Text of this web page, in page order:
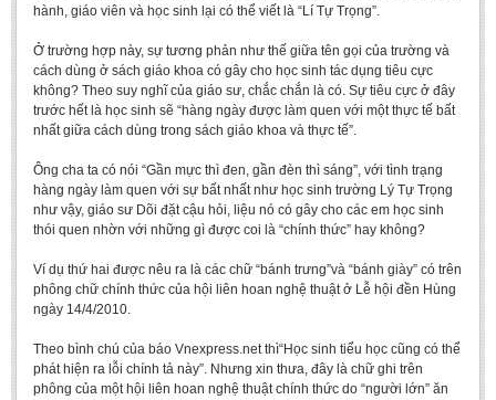
Vietnamese Literature
Foreign Literatures & Comparative Literature
Theater and Film
Culture - History - Philosophy
BA, MA, PhD. Theses
CONFERENCE
Studies on Vietnamese and Korean Literature and Films
Modernization process in Japanese literature and in the literatures of
East-Asian region
Studies on Sinology & Nom
Vietnamese and Japanese Literature Viewed from an East Asian
hành, giáo viên và học sinh lại có thể viết là “Lí Tự Trọng”.
Ở trường hợp này, sự tương phản như thế giữa tên gọi của trường và
cách dùng ở sách giáo khoa có gây cho học sinh tác dụng tiêu cực
không? Theo suy nghĩ của giáo sư, chắc chắn là có. Sự tiêu cực ở đây
trước hết là học sinh sẽ “hàng ngày được làm quen với một thực tế bất
nhất giữa cách dùng trong sách giáo khoa và thực tế”.
Ông cha ta có nói “Gần mực thì đen, gần đèn thì sáng”, với tình trạng
hàng ngày làm quen với sự bất nhất như học sinh trường Lý Tự Trọng
như vậy, giáo sư Dõi đặt cậu hỏi, liệu nó có gây cho các em học sinh
thói quen nhờn với những gì được coi là “chính thức” hay không?
Ví dụ thứ hai được nêu ra là các chữ “bánh trưng”và “bánh giày” có trên
phông chữ chính thức của hội liên hoan nghệ thuật ở Lễ hội đền Hùng
ngày 14/4/2010.
Theo bình chú của báo Vnexpress.net thì“Học sinh tiểu học cũng có thể
phát hiện ra lỗi chính tả này”. Nhưng xin thưa, đây là chữ ghi trên
phông của một hội liên hoan nghệ thuật chính thức do “người lớn” ăn